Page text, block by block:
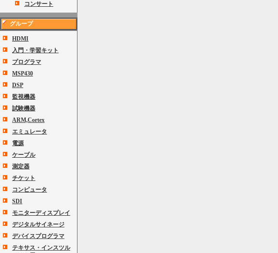
コンサート
グループ
HDMI
入門・学習キット
プログラマ
MSP430
DSP
監視機器
試験機器
ARM,Cortex
エミュレータ
電源
ケーブル
測定器
チケット
コンピュータ
SDI
モニターディスプレイ
デジタルサイネージ
デバイスプログラマ
テキサス・インスツル